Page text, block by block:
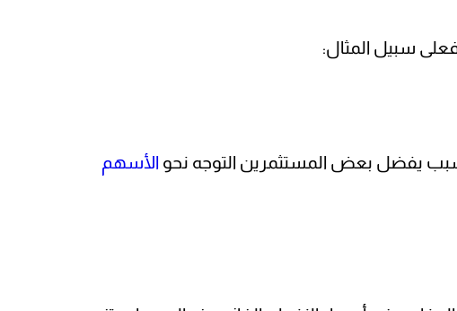
سبيل المثال:
يفضل بعض المستثمرين التوجه نحو الأسهم